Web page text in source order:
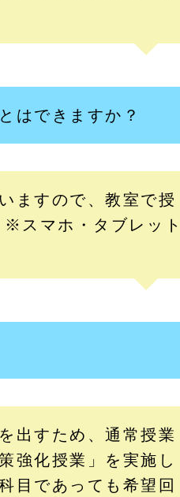
はできますか？
ますので、教室で授
スマホ・タブレット
出すため、通常授業
強化授業」を実施し
目であっても希望回